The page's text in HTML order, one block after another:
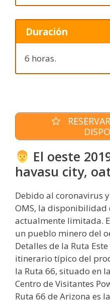
Duración
6 horas.
El oeste
havasu city,
Debido al coronavirus
OMS, la disponibilidad
actualmente limitada.
un pueblo minero del
Detalles de la Ruta
itinerario típico del
la Ruta 66, situado en
Centro de Visitantes
Ruta 66 de Arizona es